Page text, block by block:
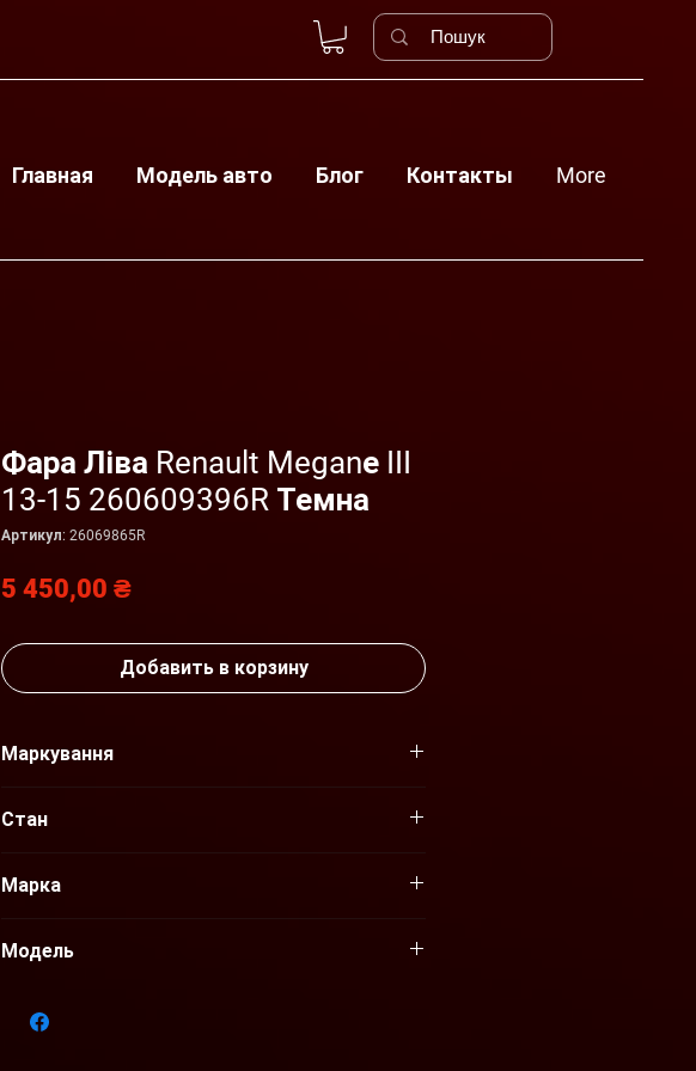
Главная Модель авто Блог Контакты More
Фара Ліва Renault Meganе III
13-15 260609396R Темна
Артикул: 26069865R
5 450,00 ₴Цена
Добавить в корзину
Маркування
Стан
Марка
Модель